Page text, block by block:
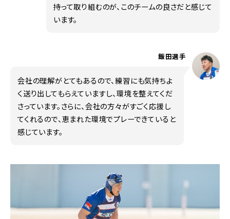
持って取り組むのが、このチームの良さだと感じて
います。
会社の理解がとてもあるので、練習にも気持ちよ
く送り出してもらえていますし、環境を整えてくだ
さっています。さらに、会社の方々がすごく応援し
てくれるので、恵まれた環境でプレーできていると
感じています。
飯田選手